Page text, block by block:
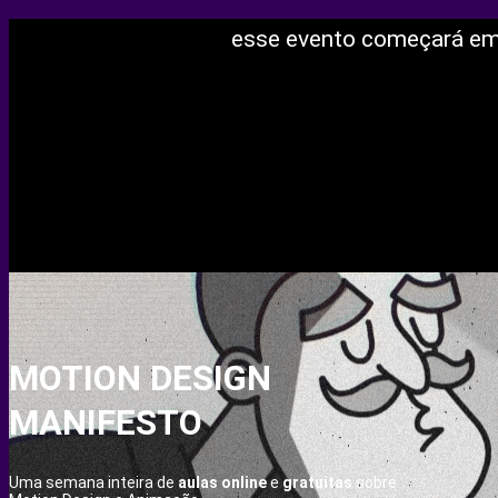
esse evento começará
MOTION DESIGN
MANIFESTO
Uma semana inteira deaulas onlineegratuitassobre